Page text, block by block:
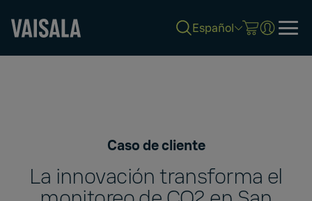
Español
Caso de cliente
La innovación transforma el